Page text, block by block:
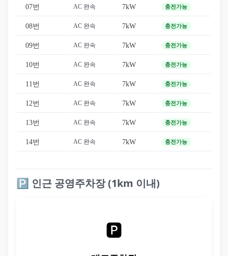
07번 AC 완속 7kW 충전가능
08번 AC 완속 7kW 충전가능
09번 AC 완속 7kW 충전가능
10번 AC 완속 7kW 충전가능
11번 AC 완속 7kW 충전가능
12번 AC 완속 7kW 충전가능
13번 AC 완속 7kW 충전가능
14번 AC 완속 7kW 충전가능
🅿️ 인근 공영주차장 (1km 이내)
🅿️